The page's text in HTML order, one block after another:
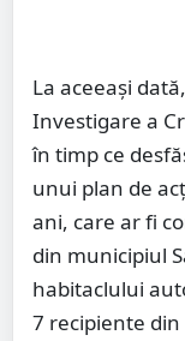
La aceeași
Investigare a
în timp ce
unui plan de
ani, care ar fi
din municipiul
habitaclului
7 recipiente